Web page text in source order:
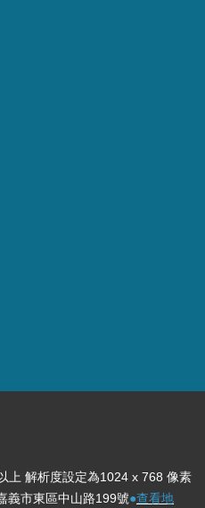
上 解析度設定為1024 x 768 像素
義市東區中山路199號●查看地